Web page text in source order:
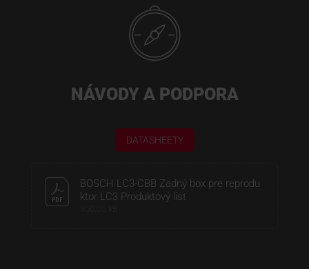
NÁVODY A PODPORA
DATASHEETY
BOSCH LC3-CBB Zadný box pre reprodu
ktor LC3 Produktový list